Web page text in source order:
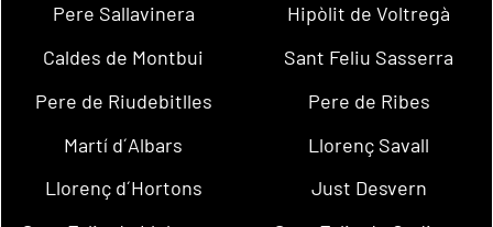
Pere Sallavinera
Hipòlit de Voltregà
Caldes de Montbui
Sant Feliu Sasserra
Pere de Riudebitlles
Pere de Ribes
Martí d´Albars
Llorenç Savall
Llorenç d´Hortons
Just Desvern